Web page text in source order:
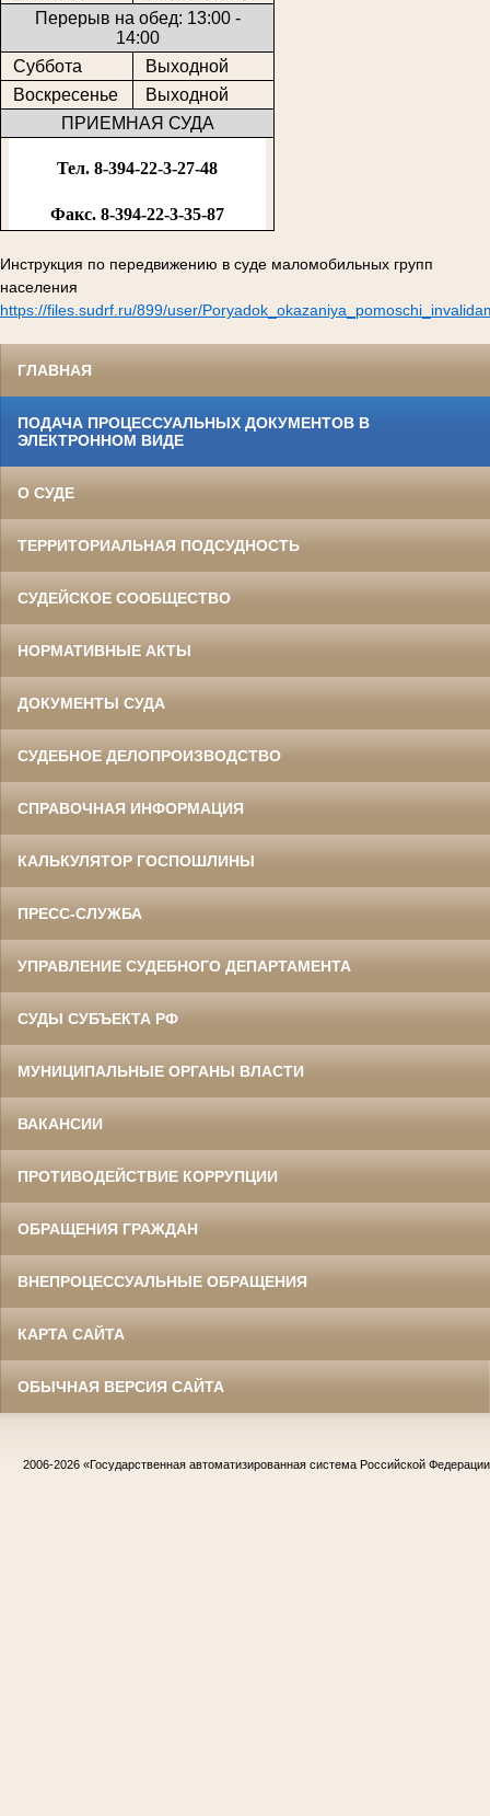
Перерыв на обед: 13:00 -
14:00
Суббота
Выходной
Воскресенье
Выходной
ПРИЕМНАЯ СУДА
Тел. 8-394-22-3-27-48
Факс. 8-394-22-3-35-87
Инструкция по передвижению в суде маломобильных групп
населения
https://files.sudrf.ru/899/user/
ГЛАВНАЯ
ПОДАЧА ПРОЦЕССУАЛЬНЫХ ДОКУМЕНТОВ В
ЭЛЕКТРОННОМ ВИДЕ
О СУДЕ
ТЕРРИТОРИАЛЬНАЯ ПОДСУДНОСТЬ
СУДЕЙСКОЕ СООБЩЕСТВО
НОРМАТИВНЫЕ АКТЫ
ДОКУМЕНТЫ СУДА
СУДЕБНОЕ ДЕЛОПРОИЗВОДСТВО
СПРАВОЧНАЯ ИНФОРМАЦИЯ
КАЛЬКУЛЯТОР ГОСПОШЛИНЫ
ПРЕСС-СЛУЖБА
УПРАВЛЕНИЕ СУДЕБНОГО ДЕПАРТАМЕНТА
СУДЫ СУБЪЕКТА РФ
МУНИЦИПАЛЬНЫЕ ОРГАНЫ ВЛАСТИ
ВАКАНСИИ
ПРОТИВОДЕЙСТВИЕ КОРРУПЦИИ
ОБРАЩЕНИЯ ГРАЖДАН
ВНЕПРОЦЕССУАЛЬНЫЕ ОБРАЩЕНИЯ
КАРТА САЙТА
ОБЫЧНАЯ ВЕРСИЯ САЙТА
2006-2026 «Государственная автоматизированная система Российской